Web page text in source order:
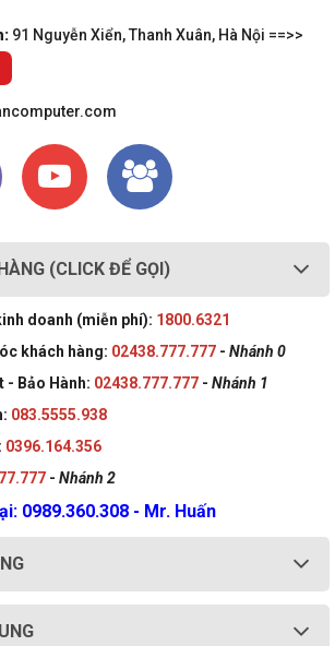
91 Nguyễn Xiển, Thanh Xuân, Hà Nội ==>>
(CLICK ĐỂ GỌI)
doanh (miễn phí): 1800.6321
khách hàng: 02438.777.777 - Nhánh 0
- Bảo Hành: 02438.777.777 - Nhánh 1
083.5555.938
0396.164.356
- Nhánh 2
0989.360.308 - Mr. Huấn